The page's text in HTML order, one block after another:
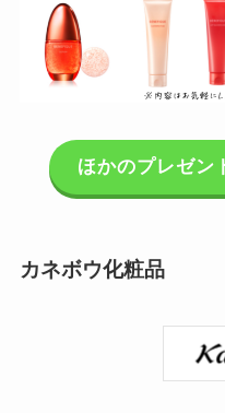
ほかのプレゼン
カネボウ化粧品